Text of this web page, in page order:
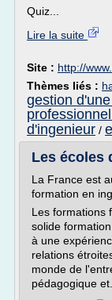
Quiz...
Lire la suite
Site : http://
Thèmes liés :
gestion
d'ingenieur /
Les écoles
La France est
formation en
Les formations
solide
à une
relations
monde de
pédagogique et...